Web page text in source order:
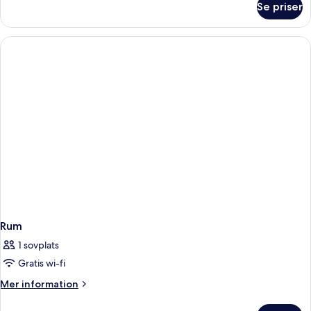
Se priser
Rum
1 sovplats
Gratis wi-fi
Mer information
Mer